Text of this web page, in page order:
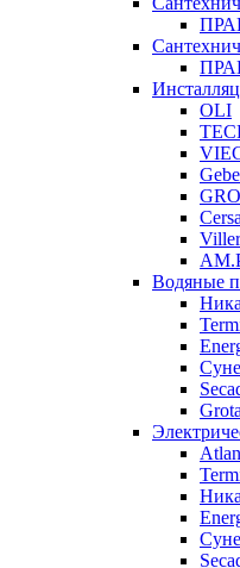
OLI
Водяные
Ника
Grota
Ника